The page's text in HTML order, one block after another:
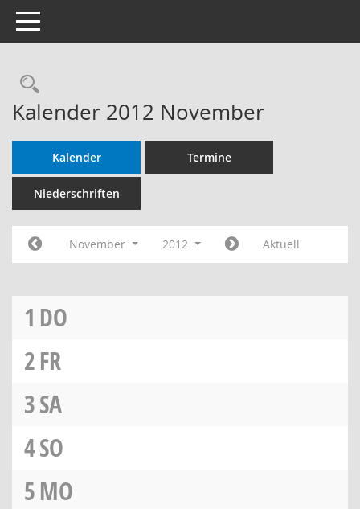
Toggle navigation
Rechercheauswahl
Kalender 2012 November
Kalender Termine
Niederschriften
November 2012 Aktuell
1 DO
2FR
3SA
4SO
5MO